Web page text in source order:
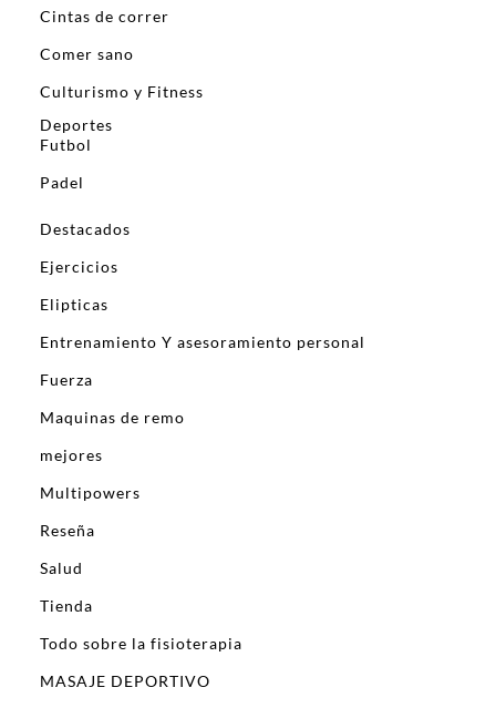
Cintas de correr
Comer sano
Culturismo y Fitness
Deportes
Futbol
Padel
Destacados
Ejercicios
Elipticas
Entrenamiento Y asesoramiento personal
Fuerza
Maquinas de remo
mejores
Multipowers
Reseña
Salud
Tienda
Todo sobre la fisioterapia
MASAJE DEPORTIVO